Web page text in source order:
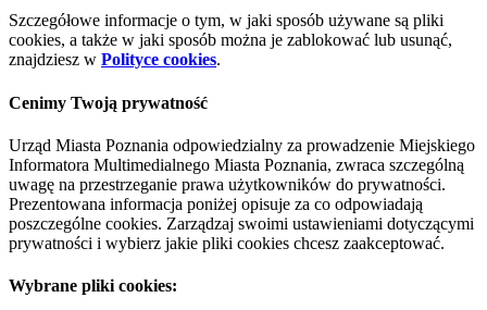
Szczegółowe informacje o tym, w jaki sposób używane są pliki
cookies, a także w jaki sposób można je zablokować lub usunąć,
znajdziesz w Polityce cookies.
Cenimy Twoją prywatność
Urząd Miasta Poznania odpowiedzialny za prowadzenie Miejskiego
Informatora Multimedialnego Miasta Poznania, zwraca szczególną
uwagę na przestrzeganie prawa użytkowników do prywatności.
Prezentowana informacja poniżej opisuje za co odpowiadają
poszczególne cookies. Zarządzaj swoimi ustawieniami dotyczącymi
prywatności i wybierz jakie pliki cookies chcesz zaakceptować.
Wybrane pliki cookies: